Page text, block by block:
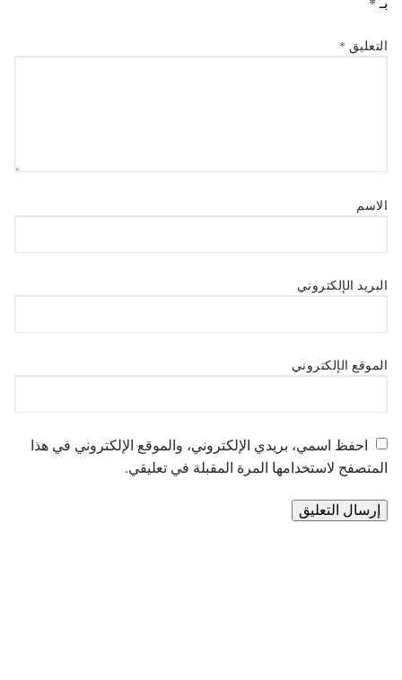
التعليق *
الاسم
البريد الإلكتروني
الموقع الإلكتروني
احفظ اسمي، بريدي الإلكتروني، والموقع الإلكتروني في هذا
المتصفح لاستخدامها المرة المقبلة في تعليقي.